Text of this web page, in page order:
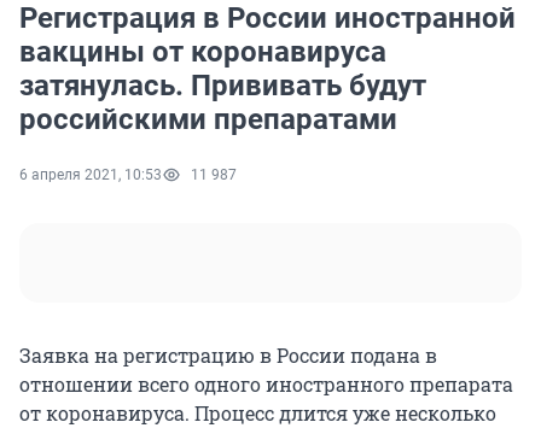
Регистрация в России иностранной
вакцины от коронавируса
затянулась. Прививать будут
российскими препаратами
6 апреля 2021, 10:53 11 987
Заявка на регистрацию в России подана в
отношении всего одного иностранного препарата
от коронавируса. Процесс длится уже несколько